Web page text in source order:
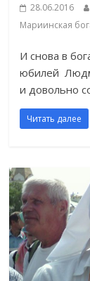
28.06.2016
Мариинская
И снова в
юбилей
и довольно
Читать далее